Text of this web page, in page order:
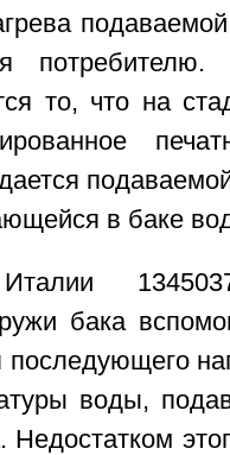
потребителю.
то, что на
в баке
бака
воды,
Недостатком